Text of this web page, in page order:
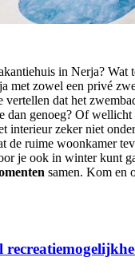
in Nerja? Wat
met zowel een privé
vertellen dat het
dan genoeg? Of
interieur zeker niet
de ruime woonkamer
je ook in winter kunt
samen. Kom en